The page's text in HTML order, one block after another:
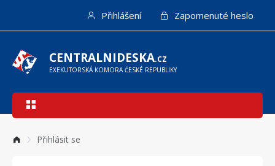
hlavnímu
obsahu
Přihlášení Zapomenuté heslo
CENTRALNIDESKA.CZ
EXEKUTORSKÁ KOMORA ČESKÉ REPUBLIKY
Hlavní
Přihlásit se